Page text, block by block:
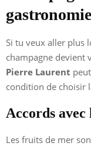
Si tu veux aller plus
champagne devient
Pierre Laurent
condition de choisir
Accords
Les fruits de mer